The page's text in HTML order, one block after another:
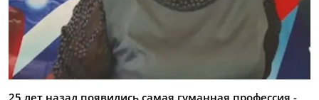
25 лет назад появились самая гуманная профессия -